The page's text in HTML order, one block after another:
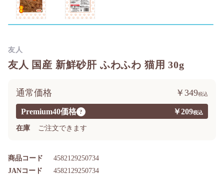
友人 国産 新鮮砂肝 ふわふわ 猫用 30g
Premium40価格 ? ￥209
通常価格 ￥349
在庫 ご注文できます
商品コード 4582129250734
JANコード 4582129250734
友人